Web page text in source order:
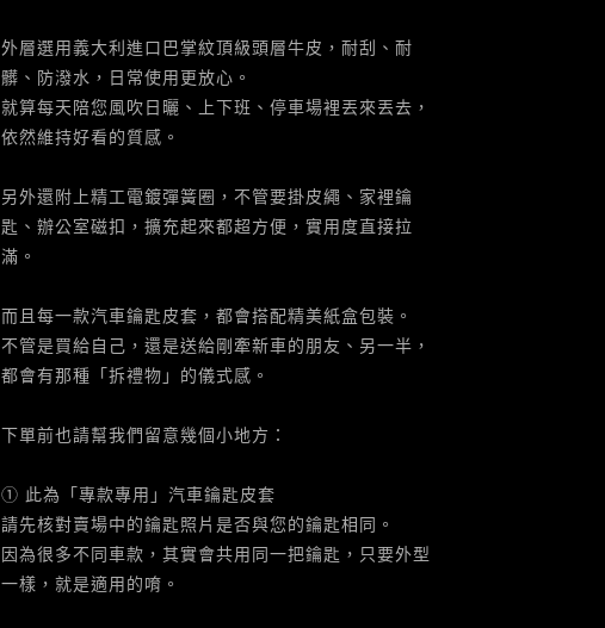
外層選用義大利進口巴掌紋頂級頭層牛皮，耐刮、耐
髒、防潑水，日常使用更放心。
就算每天陪您風吹日曬、上下班、停車場裡丟來丟去，
依然維持好看的質感。
另外還附上精工電鍍彈簧圈，不管要掛皮繩、家裡鑰
匙、辦公室磁扣，擴充起來都超方便，實用度直接拉
滿。
而且每一款汽車鑰匙皮套，都會搭配精美紙盒包裝。
不管是買給自己，還是送給剛牽新車的朋友、另一半，
都會有那種「拆禮物」的儀式感。
下單前也請幫我們留意幾個小地方：
① 此為「專款專用」汽車鑰匙皮套
請先核對賣場中的鑰匙照片是否與您的鑰匙相同。
因為很多不同車款，其實會共用同一把鑰匙，只要外型
一樣，就是適用的唷。